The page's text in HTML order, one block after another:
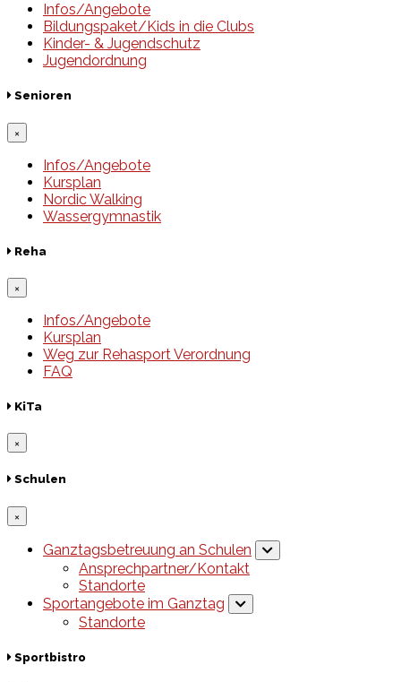
Infos/Angebote
Bildungspaket/Kids in die Clubs
Kinder- & Jugendschutz
Jugendordnung
Senioren
×
Infos/Angebote
Kursplan
Nordic Walking
Wassergymnastik
Reha
×
Infos/Angebote
Kursplan
Weg zur Rehasport Verordnung
FAQ
KiTa
×
Schulen
×
Ganztagsbetreuung an Schulen
Ansprechpartner/Kontakt
Standorte
Sportangebote im Ganztag
Standorte
Sportbistro